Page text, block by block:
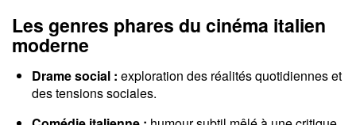
Les genres phares du cinéma italien
moderne
Drame social : exploration des réalités quotidiennes et
des tensions sociales.